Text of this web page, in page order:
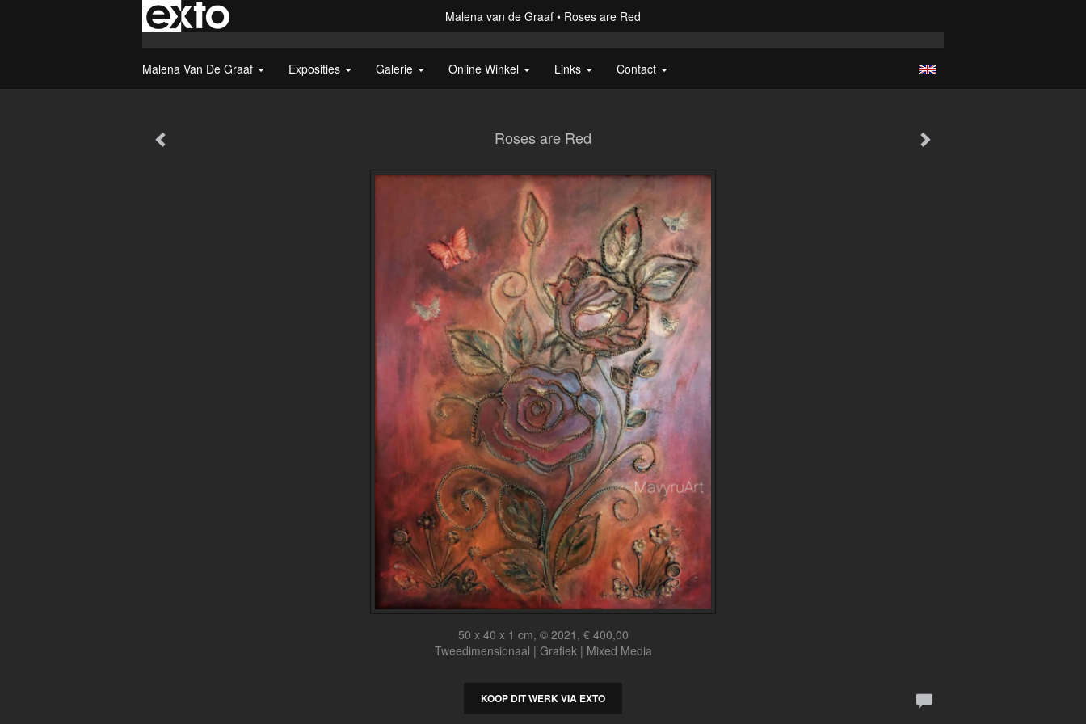
Malena van de Graaf Roses are Red
Malena Van De Graaf Exposities Galerie Online Winkel Links Contact
Roses are Red
50 x 40 x 1 cm, © 2021, € 400,00
Tweedimensionaal | Grafiek | Mixed Media
KOOP DIT WERK VIA EXTO